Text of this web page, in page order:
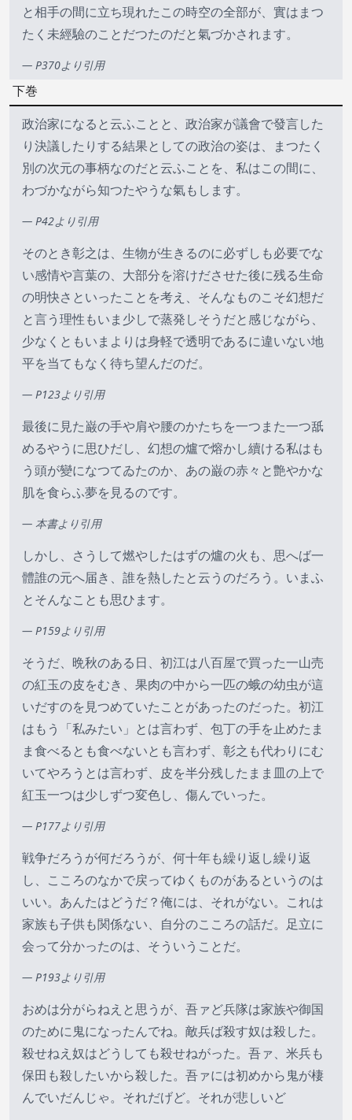
と相手の間に立ち現れたこの時空の全部が、實はまつ
たく未經驗のことだつたのだと氣づかされます。
— P370より引用
下巻
政治家になると云ふことと、政治家が議會で發言した
り決議したりする結果としての政治の姿は、まつたく
別の次元の事柄なのだと云ふことを、私はこの間に、
わづかながら知つたやうな氣もします。
— P42より引用
そのとき彰之は、生物が生きるのに必ずしも必要でな
い感情や言葉の、大部分を溶けださせた後に残る生命
の明快さといったことを考え、そんなものこそ幻想だ
と言う理性もいま少しで蒸発しそうだと感じながら、
少なくともいまよりは身軽で透明であるに違いない地
平を当てもなく待ち望んだのだ。
— P123より引用
最後に見た巌の手や肩や腰のかたちを一つまた一つ舐
めるやうに思ひだし、幻想の爐で熔かし續ける私はも
う頭が變になつてゐたのか、あの巌の赤々と艶やかな
肌を食らふ夢を見るのです。
— 本書より引用
しかし、さうして燃やしたはずの爐の火も、思へば一
體誰の元へ届き、誰を熱したと云うのだろう。いまふ
とそんなことも思ひます。
— P159より引用
そうだ、晩秋のある日、初江は八百屋で買った一山売
の紅玉の皮をむき、果肉の中から一匹の蛾の幼虫が這
いだすのを見つめていたことがあったのだった。初江
はもう「私みたい」とは言わず、包丁の手を止めたま
ま食べるとも食べないとも言わず、彰之も代わりにむ
いてやろうとは言わず、皮を半分残したまま皿の上で
紅玉一つは少しずつ変色し、傷んでいった。
— P177より引用
戦争だろうが何だろうが、何十年も繰り返し繰り返
し、こころのなかで戻ってゆくものがあるというのは
いい。あんたはどうだ？俺には、それがない。これは
家族も子供も関係ない、自分のこころの話だ。足立に
会って分かったのは、そういうことだ。
— P193より引用
おめは分がらねえと思うが、吾ァど兵隊は家族や御国
のために鬼になったんでね。敵兵ば殺す奴は殺した。
殺せねえ奴はどうしても殺せねがった。吾ァ、米兵も
保田も殺したいから殺した。吾ァには初めから鬼が棲
んでいだんじゃ。それだげど。それが悲しいど